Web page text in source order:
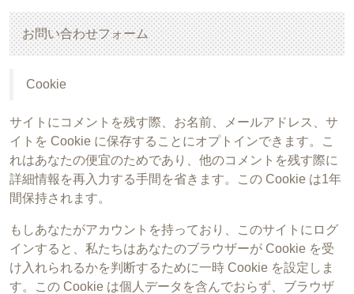
お問い合わせフォーム
Cookie
サイトにコメントを残す際、お名前、メールアドレス、サ
イトを Cookie に保存することにオプトインできます。こ
れはあなたの便宜のためであり、他のコメントを残す際に
詳細情報を再入力する手間を省きます。この Cookie は1年
間保持されます。
もしあなたがアカウントを持っており、このサイトにログ
インすると、私たちはあなたのブラウザーが Cookie を受
け入れられるかを判断するために一時 Cookie を設定しま
す。この Cookie は個人データを含んでおらず、ブラウザ